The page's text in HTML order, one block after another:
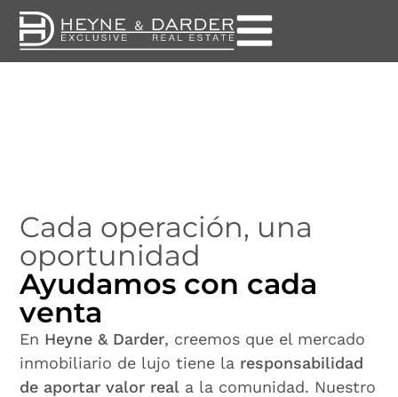
Cada operación, una
oportunidad
Ayudamos con cada
venta
En Heyne & Darder, creemos que el mercado
inmobiliario de lujo tiene la responsabilidad
de aportar valor real a la comunidad. Nuestro